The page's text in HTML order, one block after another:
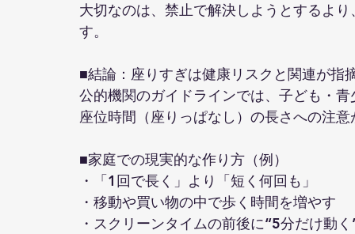
大切なのは、禁止で解決しようとするよ
す。
■結論：座りすぎは健康リスクと関連が指
公的機関のガイドラインでは、子ども・
座位時間（座りっぱなし）の長さへの注
■家庭での現実的な作り方（例）
・「1回で長く」より「短く何回も」
・移動や買い物の中で歩く時間を増やす
・スクリーンタイムの前後に“5分だけ動